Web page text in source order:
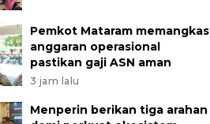
Pemkot Mataram memangkas
anggaran operasional
pastikan gaji ASN aman
3 jam lalu
Menperin berikan tiga arahan